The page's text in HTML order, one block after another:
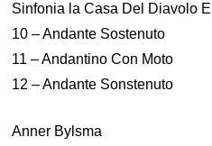
Sinfonia la Casa Del Diavolo
10 – Andante Sostenuto
11 – Andantino Con Moto
12 – Andante Sonstenuto
Anner Bylsma